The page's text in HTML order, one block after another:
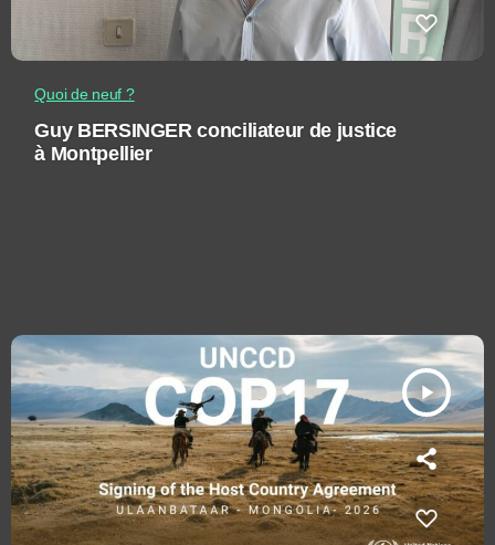
Quoi de neuf ?
Guy BERSINGER conciliateur de justice
à Montpellier
play_arrow